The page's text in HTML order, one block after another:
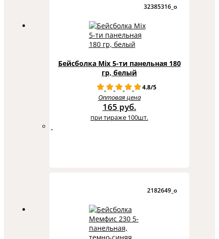
32385316_o
Бейсболка Mix 5-ти панельная 180
гр, белый
4.8/5
Оптовая цена
165 руб.
при тираже 100шт.
2182649_o